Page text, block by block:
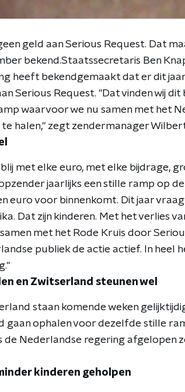
geld aan Serious Request. Dat
bekend.Staatssecretaris Ben
heeft bekendgemaakt dat er dit
Serious Request. "Dat vinden wij
waarvoor we nu samen met het
halen," zegt zendermanager
met elke euro, met elke bijdrage,
jaarlijks een stille ramp op
euro voor binnenkomt. Dit jaar
Dat zijn kinderen. Met het verlies
met het Rode Kruis door
publiek de actie actief. In heel
en Zwitserland steunen wel
staan komende weken
gaan ophalen voor dezelfde stille
de Nederlandse regering afgelopen
kinderen geholpen